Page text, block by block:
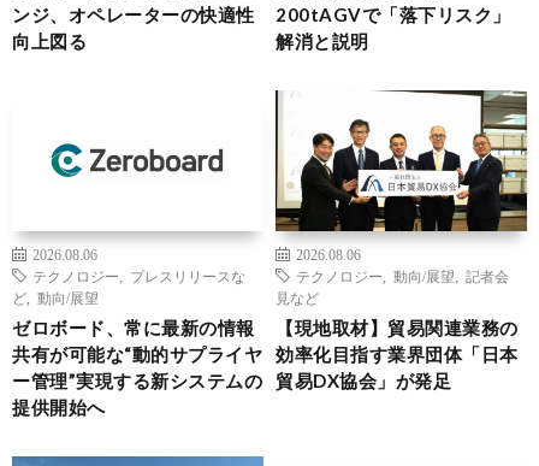
ンジ、オペレーターの快適性
向上図る
200tAGVで「落下リスク」
解消と説明
2026.08.06
テクノロジー
プレスリリースな
ど
動向/展望
ゼロボード、常に最新の情報
共有が可能な“動的サプライヤ
ー管理”実現する新システムの
提供開始へ
2026.08.06
テクノロジー
動向/展望
記者会
見など
【現地取材】貿易関連業務の
効率化目指す業界団体「日本
貿易DX協会」が発足